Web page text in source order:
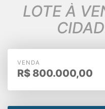
LOTE À
VENDA
R$ 800.000,00